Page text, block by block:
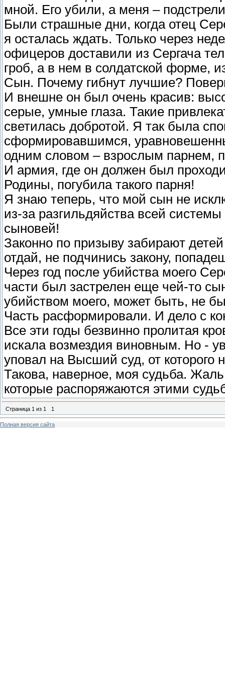
мной. Его убили, а меня –
Были страшные дни, когда отец
я осталась ждать. Только через
офицеров доставили из Сергача
гроб, а в нем в солдатской форме,
Сын. Почему гибнут лучшие?
И внешне он был очень красив:
серые, умные глаза. Такие
светилась добротой. Я так была
сформировавшимся,
одним словом – взрослым парнем,
И армия, где он должен был
Родины, погубила такого парня!
Я знаю теперь, что мой сын не
из-за разгильдяйства всей
сыновей!
Законно по призыву забирают
отдай, не подчинись закону,
Через год после убийства моего
части был застрелен еще чей-то
убийством моего, может быть, не
Часть расформировали. И дело с
Все эти годы безвинно пролитая
искала возмездия виновным. Но -
уповал на Высший суд, от которого
Такова, наверное, моя судьба.
которые распоряжаются этими
Страница 1 из 1 1
Полная версия сайта